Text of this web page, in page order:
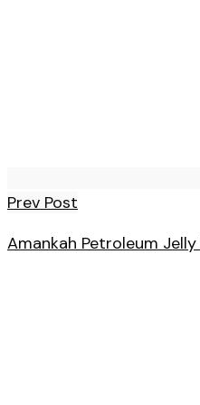
Prev Post
Amankah Petroleum